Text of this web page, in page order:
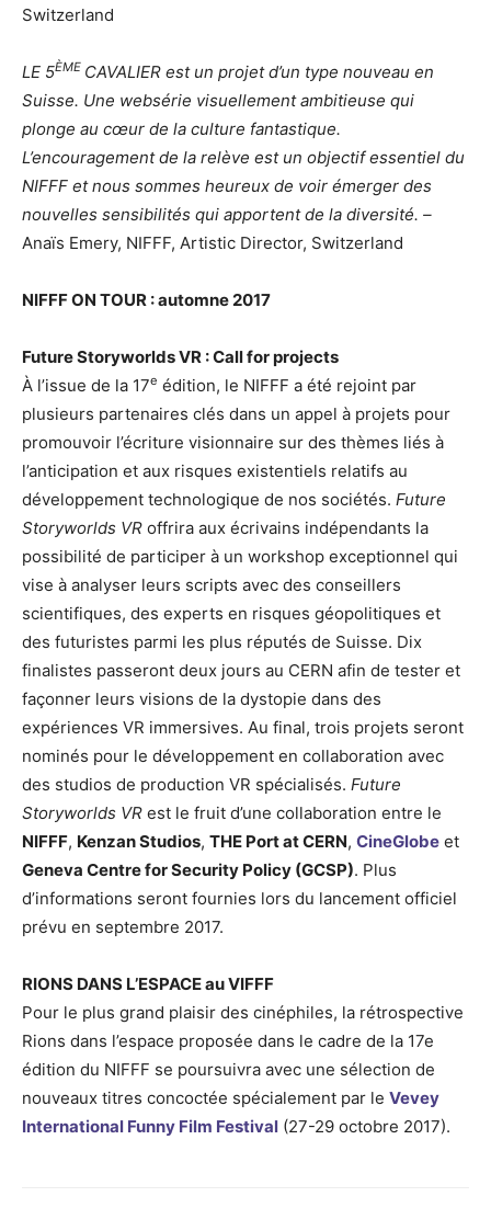
Switzerland
LE 5ÈME CAVALIER est un projet d’un type nouveau en
Suisse. Une websérie visuellement ambitieuse qui
plonge au cœur de la culture fantastique.
L’encouragement de la relève est un objectif essentiel du
NIFFF et nous sommes heureux de voir émerger des
nouvelles sensibilités qui apportent de la diversité. –
Anaïs Emery, NIFFF, Artistic Director, Switzerland
NIFFF ON TOUR : automne 2017
Future Storyworlds VR : Call for projects
À l’issue de la 17e édition, le NIFFF a été rejoint par
plusieurs partenaires clés dans un appel à projets pour
promouvoir l’écriture visionnaire sur des thèmes liés à
l’anticipation et aux risques existentiels relatifs au
développement technologique de nos sociétés. Future
Storyworlds VR offrira aux écrivains indépendants la
possibilité de participer à un workshop exceptionnel qui
vise à analyser leurs scripts avec des conseillers
scientifiques, des experts en risques géopolitiques et
des futuristes parmi les plus réputés de Suisse. Dix
finalistes passeront deux jours au CERN afin de tester et
façonner leurs visions de la dystopie dans des
expériences VR immersives. Au final, trois projets seront
nominés pour le développement en collaboration avec
des studios de production VR spécialisés. Future
Storyworlds VR est le fruit d’une collaboration entre le
NIFFF, Kenzan Studios, THE Port at CERN, CineGlobe et
Geneva Centre for Security Policy (GCSP). Plus
d’informations seront fournies lors du lancement officiel
prévu en septembre 2017.
RIONS DANS L’ESPACE au VIFFF
Pour le plus grand plaisir des cinéphiles, la rétrospective
Rions dans l’espace proposée dans le cadre de la 17e
édition du NIFFF se poursuivra avec une sélection de
nouveaux titres concoctée spécialement par le Vevey
International Funny Film Festival (27-29 octobre 2017).